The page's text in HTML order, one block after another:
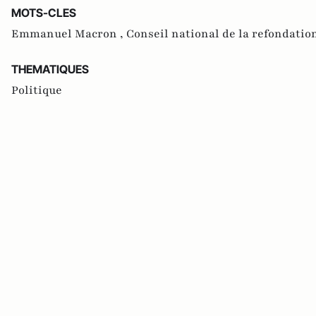
MOTS-CLES
Emmanuel Macron , Conseil national de la
THEMATIQUES
Politique